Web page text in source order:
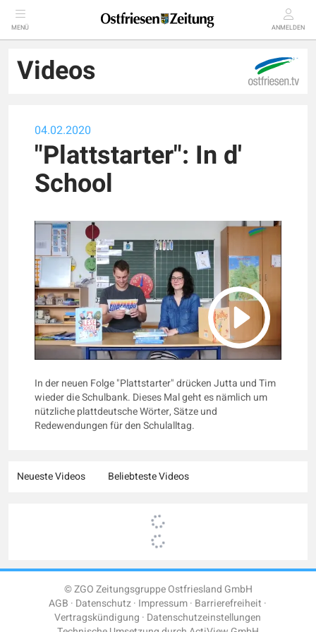
MENÜ ANMELDEN
Videos
04.02.2020
"Plattstarter": In d'
School
In der neuen Folge "Plattstarter" drücken Jutta und Tim
wieder die Schulbank. Dieses Mal geht es nämlich um
nützliche plattdeutsche Wörter, Sätze und
Redewendungen für den Schulalltag.
Neueste Videos Beliebteste Videos
© ZGO Zeitungsgruppe Ostfriesland GmbH
AGB Datenschutz Impressum Barrierefreiheit
Vertragskündigung Datenschutzeinstellungen